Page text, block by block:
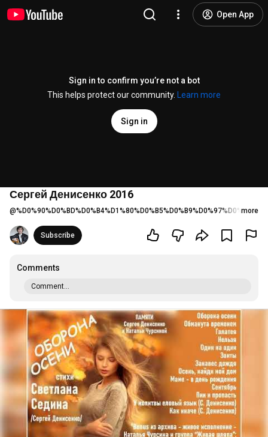
Open App
Sign in to confirm you’re not a bot
This helps protect our community.
Learn more
Sign in
Сергей Денисенко 2016
@ more
Subscribe
Comments
Comment...